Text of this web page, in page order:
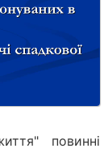
повинні